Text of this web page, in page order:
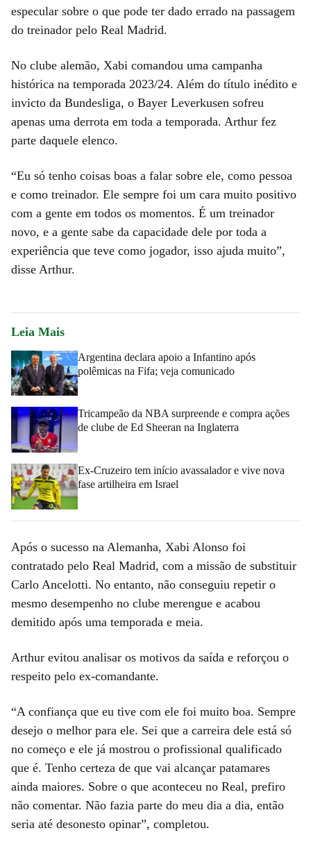
especular sobre o que pode ter dado errado na passagem
do treinador pelo Real Madrid.
No clube alemão, Xabi comandou uma campanha
histórica na temporada 2023/24. Além do título inédito e
invicto da Bundesliga, o Bayer Leverkusen sofreu
apenas uma derrota em toda a temporada. Arthur fez
parte daquele elenco.
“Eu só tenho coisas boas a falar sobre ele, como pessoa
e como treinador. Ele sempre foi um cara muito positivo
com a gente em todos os momentos. É um treinador
novo, e a gente sabe da capacidade dele por toda a
experiência que teve como jogador, isso ajuda muito”,
disse Arthur.
Leia Mais
Argentina declara apoio a Infantino após
polêmicas na Fifa; veja comunicado
Tricampeão da NBA surpreende e compra ações
de clube de Ed Sheeran na Inglaterra
Ex-Cruzeiro tem início avassalador e vive nova
fase artilheira em Israel
Após o sucesso na Alemanha, Xabi Alonso foi
contratado pelo Real Madrid, com a missão de substituir
Carlo Ancelotti. No entanto, não conseguiu repetir o
mesmo desempenho no clube merengue e acabou
demitido após uma temporada e meia.
Arthur evitou analisar os motivos da saída e reforçou o
respeito pelo ex-comandante.
“A confiança que eu tive com ele foi muito boa. Sempre
desejo o melhor para ele. Sei que a carreira dele está só
no começo e ele já mostrou o profissional qualificado
que é. Tenho certeza de que vai alcançar patamares
ainda maiores. Sobre o que aconteceu no Real, prefiro
não comentar. Não fazia parte do meu dia a dia, então
seria até desonesto opinar”, completou.